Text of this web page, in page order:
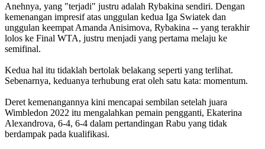
Anehnya, yang "terjadi" justru adalah Rybakina sendiri. Dengan
kemenangan impresif atas unggulan kedua Iga Swiatek dan
unggulan keempat Amanda Anisimova, Rybakina -- yang terakhir
lolos ke Final WTA, justru menjadi yang pertama melaju ke
semifinal.
Kedua hal itu tidaklah bertolak belakang seperti yang terlihat.
Sebenarnya, keduanya terhubung erat oleh satu kata: momentum.
Deret kemenangannya kini mencapai sembilan setelah juara
Wimbledon 2022 itu mengalahkan pemain pengganti, Ekaterina
Alexandrova, 6-4, 6-4 dalam pertandingan Rabu yang tidak
berdampak pada kualifikasi.